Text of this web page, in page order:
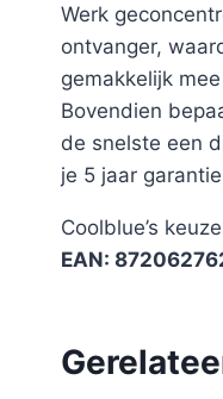
Werk
ontvanger,
gemakkelijk
Bovendien
de snelste een
je 5 jaar
Coolblue’s
EAN: